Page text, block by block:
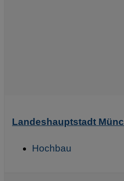
Landeshauptstadt
Hochbau